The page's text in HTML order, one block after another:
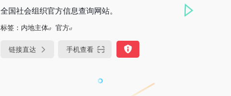
全国社会组织官方信息查询网站。
标签： 内地主体 官方
链接直达 手机查看